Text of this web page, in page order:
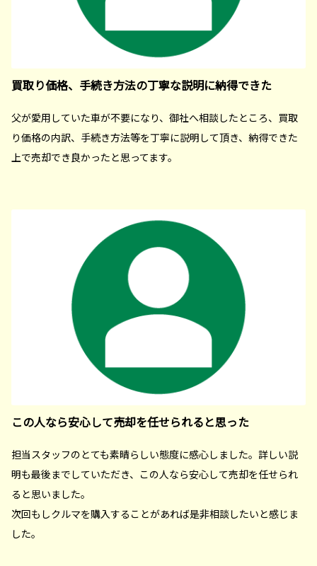
買取り価格、手続き方法の丁寧な説明に納得できた
父が愛用していた車が不要になり、御社へ相談したところ、買取
り価格の内訳、手続き方法等を丁寧に説明して頂き、納得できた
上で売却でき良かったと思ってます。
この人なら安心して売却を任せられると思った
担当スタッフのとても素晴らしい態度に感心しました。詳しい説
明も最後までしていただき、この人なら安心して売却を任せられ
ると思いました。
次回もしクルマを購入することがあれば是非相談したいと感じま
した。